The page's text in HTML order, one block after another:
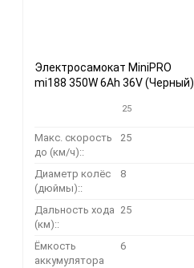
Электросамокат MiniPRO
mi188 350W 6Ah 36V (Черный)
25
Макс. скорость
до (км/ч)::
25
Диаметр колёс
(дюймы)::
8
Дальность хода
(км)::
25
Ёмкость
аккумулятора
6